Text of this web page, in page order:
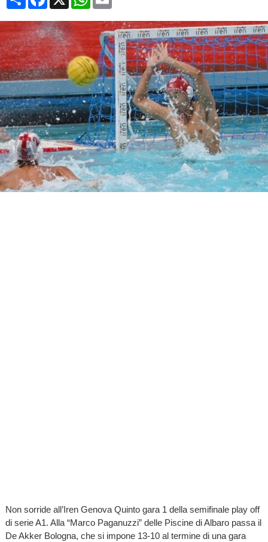
Non sorride all’Iren Genova Quinto gara 1 della semifinale play off
di serie A1. Alla “Marco Paganuzzi” delle Piscine di Albaro passa il
De Akker Bologna, che si impone 13-10 al termine di una gara